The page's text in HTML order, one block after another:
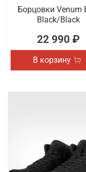
Борцовки Venum
Black/Black
22 990 ₽
В корзину